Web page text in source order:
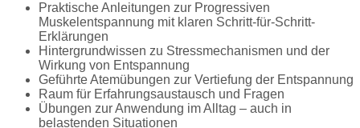
Praktische Anleitungen zur Progressiven
Muskelentspannung mit klaren Schritt-für-Schritt-
Erklärungen
Hintergrundwissen zu Stressmechanismen und der
Wirkung von Entspannung
Geführte Atemübungen zur Vertiefung der Entspannung
Raum für Erfahrungsaustausch und Fragen
Übungen zur Anwendung im Alltag – auch in
belastenden Situationen